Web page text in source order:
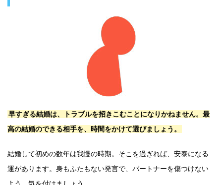
早すぎる結婚は、トラブルを招きこむことになりかねません。最
高の結婚のできる相手を、時間をかけて選びましょう。
結婚して初めの数年は我慢の時期。そこを過ぎれば、安泰になる
運があります。身もふたもない発言で、パートナーを傷つけない